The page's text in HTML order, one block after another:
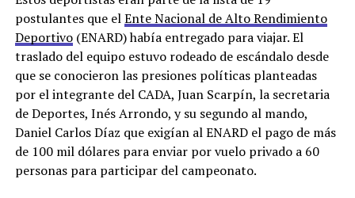
postulantes que elEnte Nacional de Alto Rendimiento
Deportivo(ENARD) había entregado para viajar. El
traslado del equipo estuvo rodeado de escándalo desde
que se conocieron las presiones políticas planteadas
por el integrante del CADA, Juan Scarpín, la secretaria
de Deportes, Inés Arrondo, y su segundo al mando,
Daniel Carlos Díaz que exigían al ENARD el pago de más
de 100 mil dólares para enviar por vuelo privado a 60
personas para participar del campeonato.